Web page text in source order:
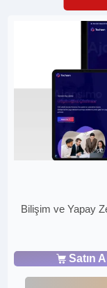
Bilişim ve Yapay
Satın Al